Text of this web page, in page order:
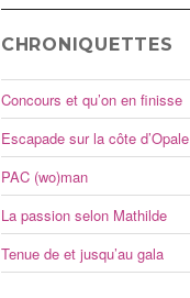
CHRONIQUETTES
Concours et qu’on en finisse
Escapade sur la côte d’Opale
PAC (wo)man
La passion selon Mathilde
Tenue de et jusqu’au gala